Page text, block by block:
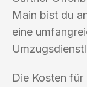
Main bist du
eine
Die Kosten